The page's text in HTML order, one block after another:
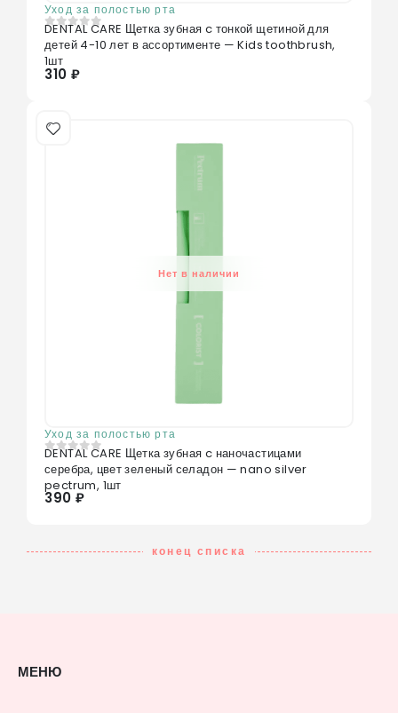
Уход за полостью рта
0 из 5
DENTAL CARE Щетка зубная c тонкой щетиной для
детей 4-10 лет в ассортименте — Kids toothbrush,
1шт
310 ₽
Нет в наличии
Уход за полостью рта
0из 5
DENTAL CARE Щетка зубная c наночастицами
серебра, цвет зеленый селадон — nano silver
pectrum, 1шт
390 ₽
конец списка
МЕНЮ